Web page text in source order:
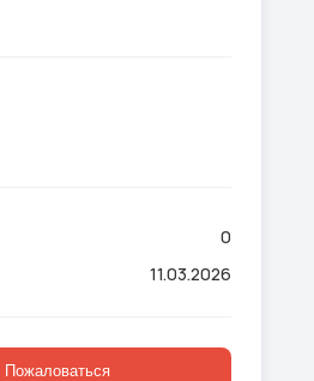
0
11.03.2026
Пожаловаться